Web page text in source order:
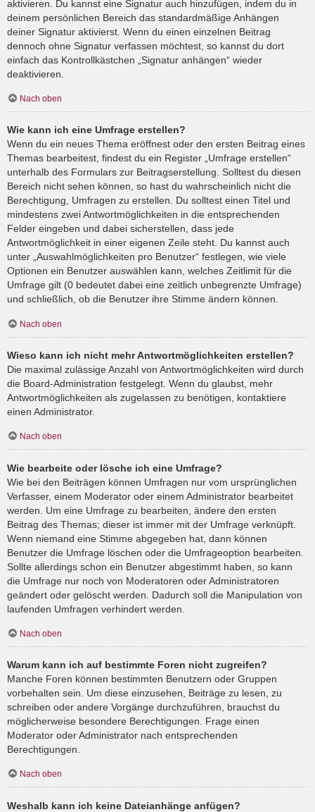
aktivieren. Du kannst eine Signatur auch hinzufügen, indem du in
deinem persönlichen Bereich das standardmäßige Anhängen
deiner Signatur aktivierst. Wenn du einen einzelnen Beitrag
dennoch ohne Signatur verfassen möchtest, so kannst du dort
einfach das Kontrollkästchen „Signatur anhängen“ wieder
deaktivieren.
Nach oben
Wie kann ich eine Umfrage erstellen?
Wenn du ein neues Thema eröffnest oder den ersten Beitrag eines
Themas bearbeitest, findest du ein Register „Umfrage erstellen“
unterhalb des Formulars zur Beitragserstellung. Solltest du diesen
Bereich nicht sehen können, so hast du wahrscheinlich nicht die
Berechtigung, Umfragen zu erstellen. Du solltest einen Titel und
mindestens zwei Antwortmöglichkeiten in die entsprechenden
Felder eingeben und dabei sicherstellen, dass jede
Antwortmöglichkeit in einer eigenen Zeile steht. Du kannst auch
unter „Auswahlmöglichkeiten pro Benutzer“ festlegen, wie viele
Optionen ein Benutzer auswählen kann, welches Zeitlimit für die
Umfrage gilt (0 bedeutet dabei eine zeitlich unbegrenzte Umfrage)
und schließlich, ob die Benutzer ihre Stimme ändern können.
Nach oben
Wieso kann ich nicht mehr Antwortmöglichkeiten erstellen?
Die maximal zulässige Anzahl von Antwortmöglichkeiten wird durch
die Board-Administration festgelegt. Wenn du glaubst, mehr
Antwortmöglichkeiten als zugelassen zu benötigen, kontaktiere
einen Administrator.
Nach oben
Wie bearbeite oder lösche ich eine Umfrage?
Wie bei den Beiträgen können Umfragen nur vom ursprünglichen
Verfasser, einem Moderator oder einem Administrator bearbeitet
werden. Um eine Umfrage zu bearbeiten, ändere den ersten
Beitrag des Themas; dieser ist immer mit der Umfrage verknüpft.
Wenn niemand eine Stimme abgegeben hat, dann können
Benutzer die Umfrage löschen oder die Umfrageoption bearbeiten.
Sollte allerdings schon ein Benutzer abgestimmt haben, so kann
die Umfrage nur noch von Moderatoren oder Administratoren
geändert oder gelöscht werden. Dadurch soll die Manipulation von
laufenden Umfragen verhindert werden.
Nach oben
Warum kann ich auf bestimmte Foren nicht zugreifen?
Manche Foren können bestimmten Benutzern oder Gruppen
vorbehalten sein. Um diese einzusehen, Beiträge zu lesen, zu
schreiben oder andere Vorgänge durchzuführen, brauchst du
möglicherweise besondere Berechtigungen. Frage einen
Moderator oder Administrator nach entsprechenden
Berechtigungen.
Nach oben
Weshalb kann ich keine Dateianhänge anfügen?